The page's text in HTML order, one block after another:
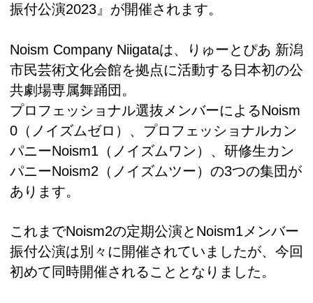
振付公演2023』が開催されます。
Noism Company Niigataは、りゅーとぴあ 新潟
市民芸術文化会館を拠点に活動する日本初の公
共劇場専属舞踊団。
プロフェッショナル選抜メンバーによるNoism
0（ノイズムゼロ）、プロフェッショナルカン
パニーNoism1（ノイズムワン）、研修生カン
パニーNoism2（ノイズムツー）の3つの集団が
あります。
これまでNoism2の定期公演とNoism1メンバー
振付公演は別々に開催されていましたが、今回
初めて同時開催されることとなりました。